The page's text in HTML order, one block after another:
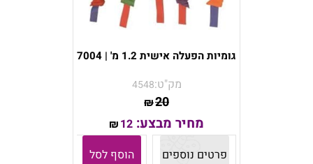
גומיות הפעלה אישית 1.2 מ' | 7004
מק"ט:4548
₪20
מחיר מבצע: ₪12
פרטים נוספים
הוסף לסל